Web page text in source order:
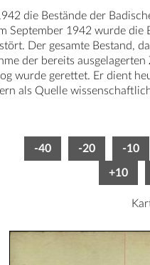
die Bestände der
September 1942 wurde
Der gesamte Bestand,
der bereits ausgelagerten
wurde gerettet. Er dient
als Quelle
-40 -20 -10
+10